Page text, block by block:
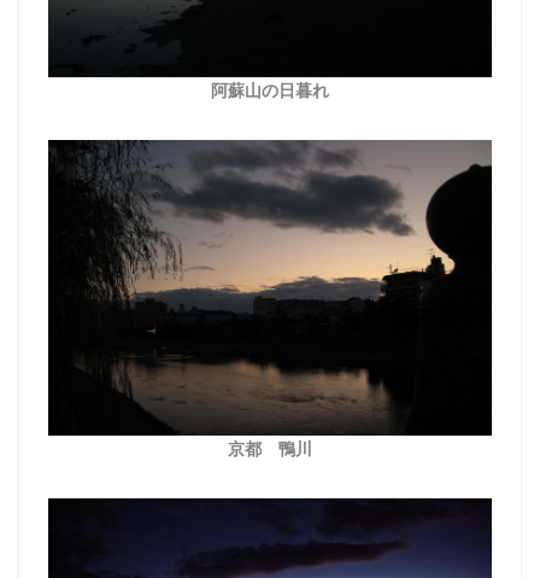
阿蘇山の日暮れ
京都 鴨川